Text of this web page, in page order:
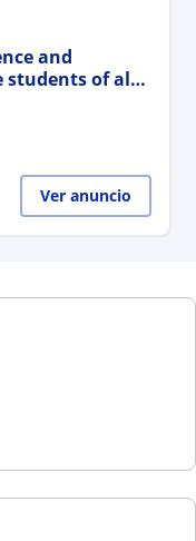
and
students of all
Ver anuncio